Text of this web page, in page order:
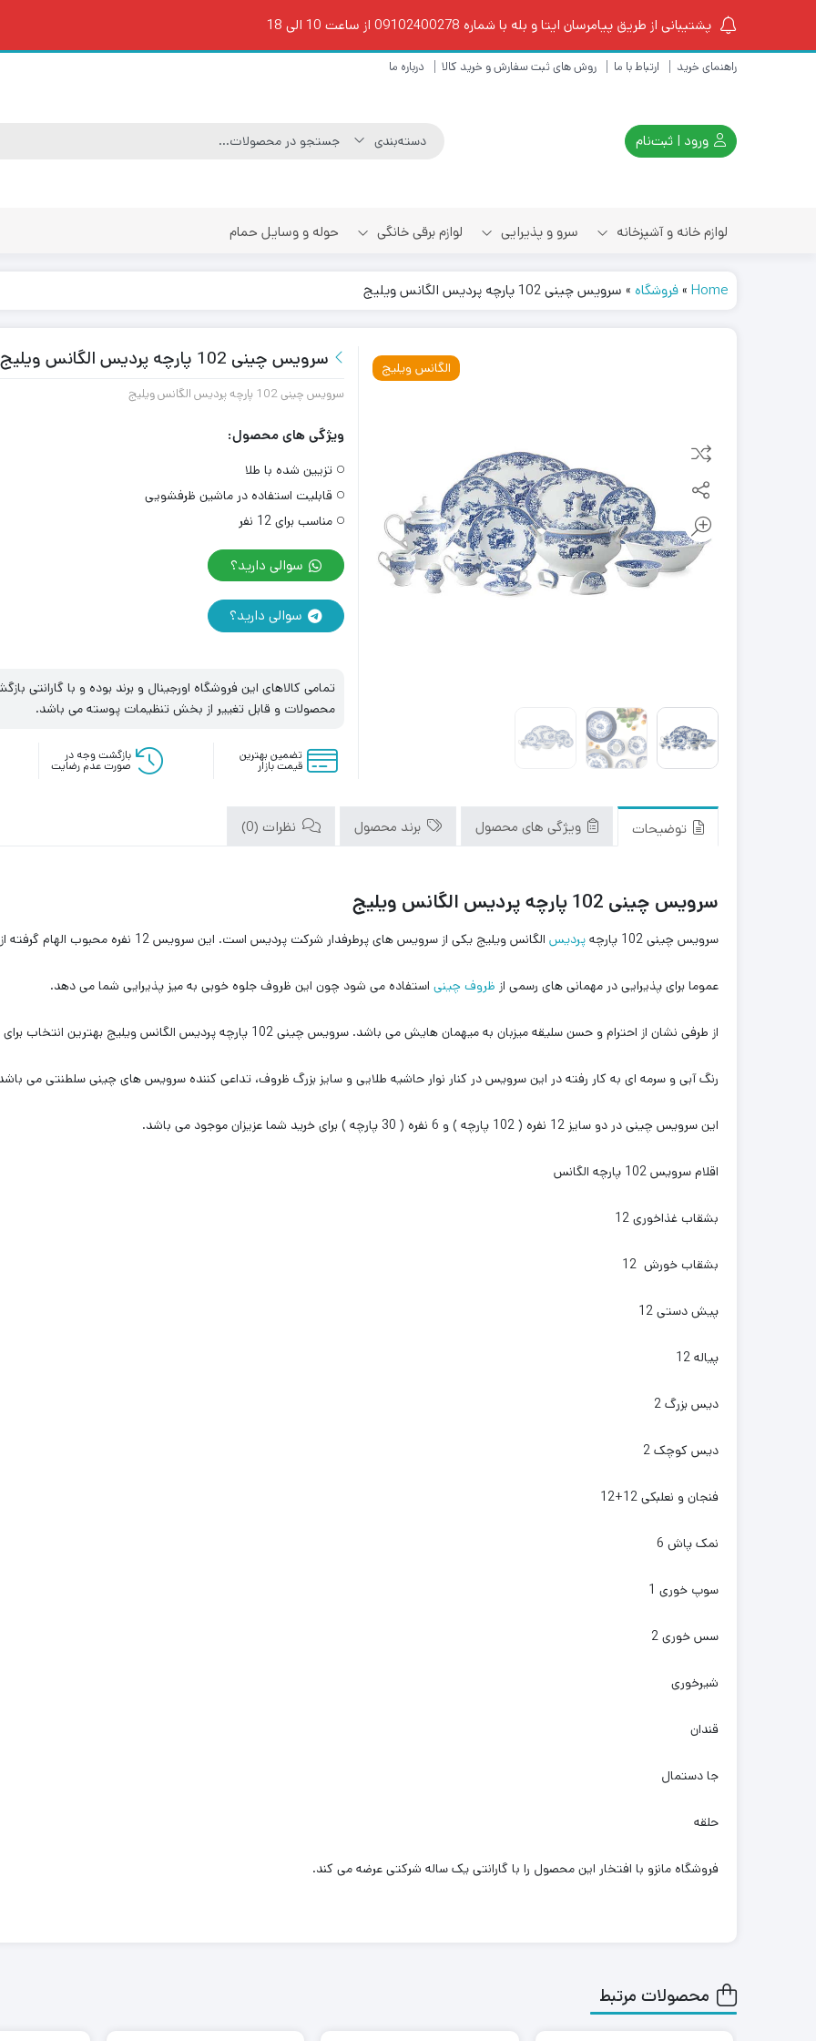
پشتیبانی از طریق پیامرسان ایتا و بله با شماره 09102400278 از ساعت 10 الی 18
راهنمای خرید ارتباط با ما روش های ثبت سفارش و خرید کالا درباره ما
ورود | ثبت‌نام
لوازم خانه و آشپزخانه سرو و پذیرایی لوازم برقی خانگی حوله و وسایل حمام
Home
»فروشگاه » سرویس چینی 102 پارچه پردیس الگانس ویلیج
الگانس ویلیج سرویس چینی 102 پارچه پردیس الگانس ویلیج
سرویس چینی 102 پارچه پردیس الگانس ویلیج
ویژگی های محصول:
تزیین شده با طلا
قابلیت استفاده در ماشین ظرفشویی
مناسب برای 12 نفر
سوالی دارید؟
سوالی دارید؟
تمامی کالاهای این فروشگاه اورجینال و برند بوده و با گارانتی
محصولات و قابل تغییر از بخش تنظیمات پوسته می باشد.
تضمین بهترین
قیمت بازار
بازگشت وجه در
صورت عدم رضایت
توضیحات ویژگی های محصول برند محصول نظرات (0)
سرویس چینی 102 پارچه پردیس الگانس ویلیج
سرویس چینی 102 پارچه پردیس الگانس ویلیج یکی از سرویس های پرطرفدار شرکت پردیس است. این سرویس 12 نفره محبوب الهام گرفته از سبک طراحی کلاسیک انگلیسی می باشد.
عموما برای پذیرایی در مهمانی های رسمی از ظروف چینی استفاده می شود چون این ظروف جلوه خوبی به میز پذیرایی شما می دهد.
از طرفی نشان از احترام و حسن سلیقه میزبان به میهمان هایش می باشد. سرویس چینی 102 پارچه پردیس الگانس ویلیج بهترین انتخاب برای میزبانی های شما است.
رنگ آبی و سرمه ای به کار رفته در این سرویس در کنار نوار حاشیه طلایی و سایز بزرگ ظروف، تداعی کننده سرویس های چینی سلطنتی می
این سرویس چینی در دو سایز 12 نفره ( 102 پارچه ) و 6 نفره ( 30 پارچه ) برای خرید شما عزیزان موجود می باشد.
اقلام سرویس 102 پارچه الگانس
بشقاب غذاخوری 12
بشقاب خورش 12
پیش دستی 12
پیاله 12
دیس بزرگ 2
دیس کوچک 2
فنجان و نعلبکی 12+12
نمک پاش 6
سوپ خوری 1
سس خوری 2
شیرخوری
قندان
جا دستمال
حلقه
فروشگاه مانزو با افتخار این محصول را با گارانتی یک ساله شرکتی عرضه می کند.
محصولات مرتبط